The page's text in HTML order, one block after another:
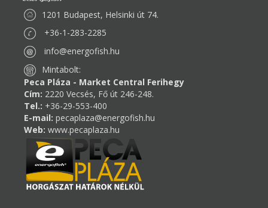
1201 Budapest, Helsinki út 74.
+36-1-283-2285
info@energofish.hu
Mintabolt:
Peca Pláza - Market Central Ferihegy
Cím: 2220 Vecsés, Fő út 246-248.
Tel.: +36-29-553-400
E-mail: pecaplaza@energofish.hu
Web: www.pecaplaza.hu